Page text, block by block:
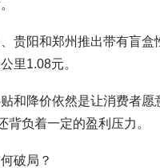
贵阳和郑州推出带有盲
里1.08元。
和降价依然是让消费者
背负着一定的盈利压力。
破局？